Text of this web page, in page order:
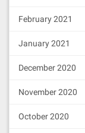
February 2021
January 2021
December 2020
November 2020
October 2020